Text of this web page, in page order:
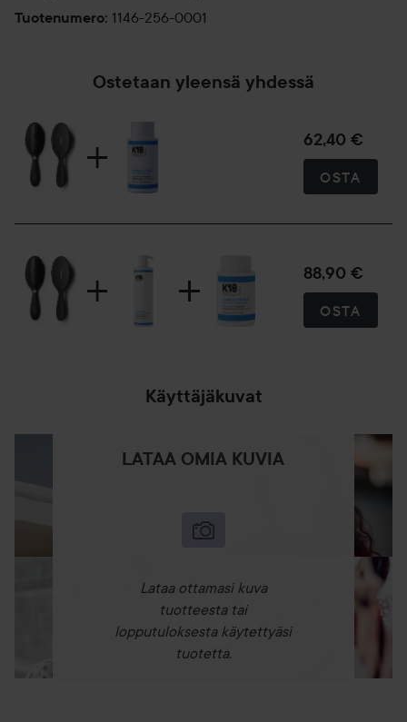
Tuotenumero: 1146-256-0001
Ostetaan yleensä yhdessä
62,40 €
OSTA
88,90 €
OSTA
Käyttäjäkuvat
LATAA OMIA KUVIA
Lataa ottamasi kuva
tuotteesta tai
lopputuloksesta käytettyäsi
tuotetta.